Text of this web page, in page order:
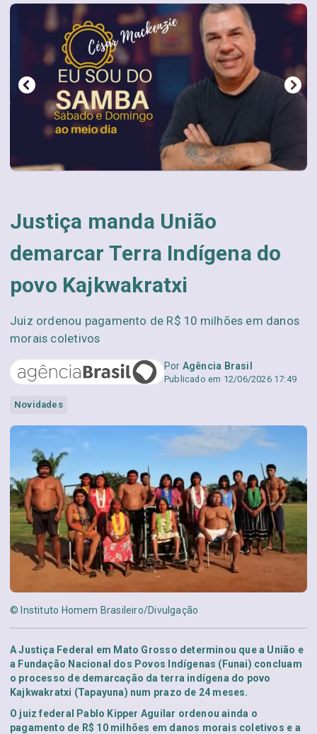
Justiça manda União
demarcar Terra Indígena do
povo Kajkwakratxi
Juiz ordenou pagamento de R$ 10 milhões em danos
morais coletivos
Por Agência Brasil
Publicado em 12/06/2026 17:49
Novidades
© Instituto Homem Brasileiro/Divulgação
A Justiça Federal em Mato Grosso determinou que a União e
a Fundação Nacional dos Povos Indígenas (Funai) concluam
o processo de demarcação da terra indígena do povo
Kajkwakratxi (Tapayuna) num prazo de 24 meses.
O juiz federal Pablo Kipper Aguilar ordenou ainda o
pagamento de R$ 10 milhões em danos morais coletivos e a